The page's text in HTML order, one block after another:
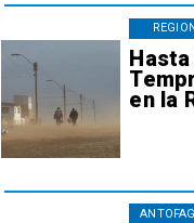
en la